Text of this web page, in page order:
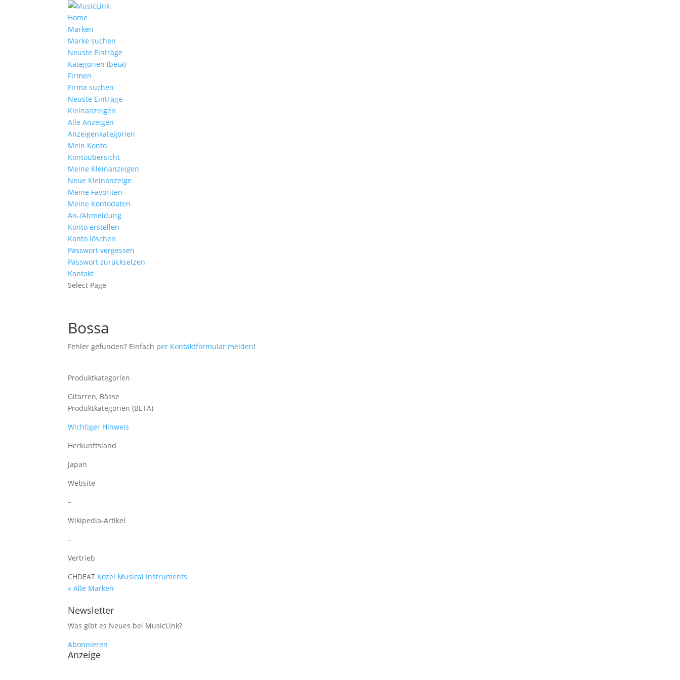
Home
Marken
Marke suchen
Neuste Einträge
Kategorien (beta)
Firmen
Firma suchen
Neuste Einträge
Kleinanzeigen
Alle Anzeigen
Anzeigen­kategorien
Mein Konto
Kontoübersicht
Meine Kleinanzeigen
Neue Kleinanzeige
Meine Favoriten
Meine Kontodaten
An-/Abmeldung
Konto erstellen
Konto löschen
Passwort vergessen
Passwort zurücksetzen
Kontakt
Select Page
Bossa
Fehler gefunden? Einfach per Kontaktformular melden!
Produktkategorien
Gitarren, Bässe
Produktkategorien (BETA)
Wichtiger Hinweis
Herkunftsland
Japan
Website
–
Wikipedia-Artikel
–
Vertrieb
CHDEAT Kozel Musical Instruments
« Alle Marken
Newsletter
Was gibt es Neues bei MusicLink?
Abonnieren
Anzeige